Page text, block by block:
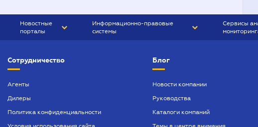
Новостные
порталы
БИЗНЕС
Информационно-правовые
системы
БУХГАЛТЕР ПРОФ
ЮРИСТ ПРОФ
Сервисы
Сотрудничество
Агенты
Дилеры
Политика конфиденциальности
Блог
Новости компании
Руководства
Каталоги компаний